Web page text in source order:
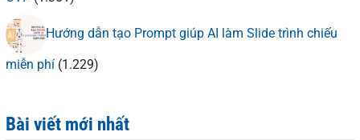
Hướng dẫn tạo Prompt giúp AI làm Slide trình chiếu
miễn phí (1.229)
Bài viết mới nhất